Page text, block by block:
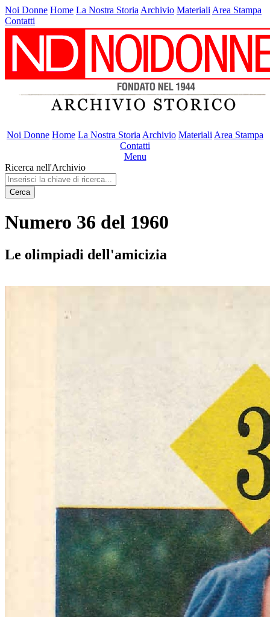
Noi Donne Home La Nostra Storia Archivio Materiali Area Stampa
Contatti
Noi Donne Home La Nostra Storia Archivio Materiali Area Stampa
Contatti
Menu
Ricerca nell'Archivio
Cerca
Numero 36 del 1960
Le olimpiadi dell'amicizia